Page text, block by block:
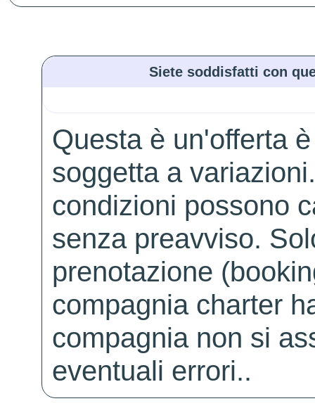
Siete soddisfatti con
Questa è un'offerta
soggetta a
condizioni possono
senza preavviso.
prenotazione
compagnia charter
compagnia non si
eventuali errori..